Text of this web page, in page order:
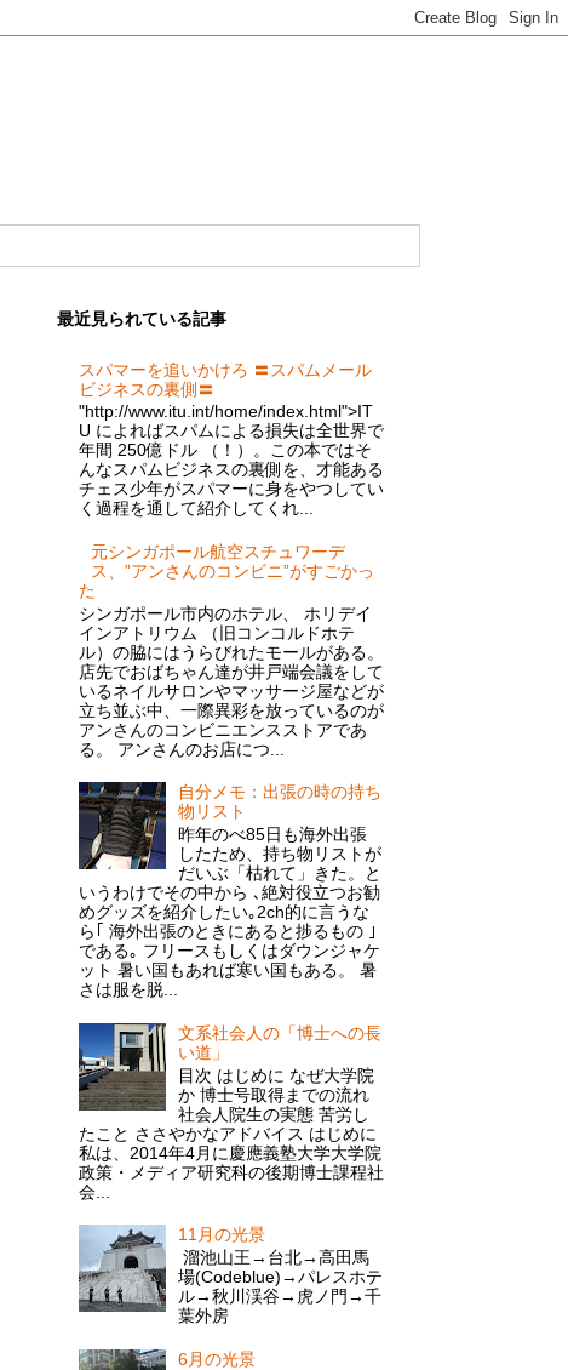
最近見られている記事
スパマーを追いかけろ 〓スパムメール
ビジネスの裏側〓
"http://www.itu.int/home/index.html">IT
U によればスパムによる損失は全世界で
年間 250億ドル （！）。この本ではそ
んなスパムビジネスの裏側を、才能ある
チェス少年がスパマーに身をやつしてい
く過程を通して紹介してくれ...
元シンガポール航空スチュワーデ
ス、”アンさんのコンビニ”がすごかっ
た
シンガポール市内のホテル、 ホリデイ
インアトリウム （旧コンコルドホテ
ル）の脇にはうらびれたモールがある。
店先でおばちゃん達が井戸端会議をして
いるネイルサロンやマッサージ屋などが
立ち並ぶ中、一際異彩を放っているのが
アンさんのコンビニエンスストアであ
る。 アンさんのお店につ...
自分メモ：出張の時の持ち
物リスト
昨年のべ85日も海外出張
したため、持ち物リストが
だいぶ「枯れて」きた。と
いうわけでその中から ､絶対役立つお勧
めグッズを紹介したい｡2ch的に言うな
ら｢ 海外出張のときにあると捗るもの ｣
である｡ フリースもしくはダウンジャケ
ット 暑い国もあれば寒い国もある。 暑
さは服を脱...
文系社会人の「博士への長
い道」
目次 はじめに なぜ大学院
か 博士号取得までの流れ
社会人院生の実態 苦労し
たこと ささやかなアドバイス はじめに
私は、2014年4月に慶應義塾大学大学院
政策・メディア研究科の後期博士課程社
会...
11月の光景
溜池山王→台北→高田馬
場(Codeblue)→パレスホテ
ル→秋川渓谷→虎ノ門→千
葉外房
6月の光景